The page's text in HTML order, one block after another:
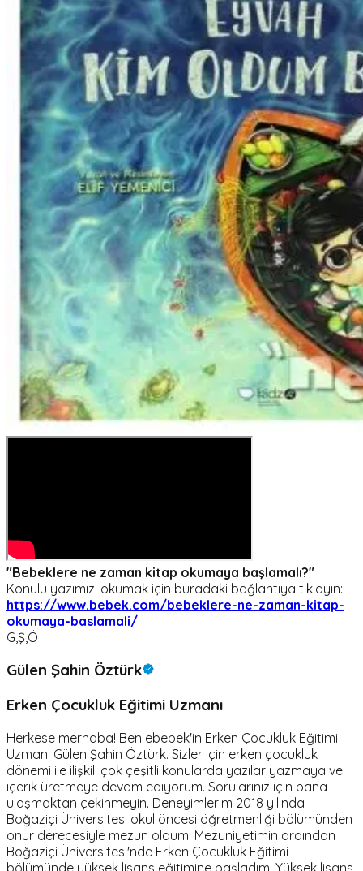
"Bebeklere ne zaman kitap okumaya başlamalı?"
Konulu yazımızı okumak için buradaki bağlantıya tıklayın:
https://www.bebek.com/bebeklere-ne-zaman-kitap-
okumaya-baslamali/
G,Ş,Ö
Gülen Şahin Öztürk
Erken Çocukluk Eğitimi Uzmanı
Herkese merhaba! Ben ebebek'in Erken Çocukluk Eğitimi
Uzmanı Gülen Şahin Öztürk. Sizler için erken çocukluk
dönemi ile ilişkili çok çeşitli konularda yazılar yazmaya ve
içerik üretmeye devam ediyorum. Sorularınız için bana
ulaşmaktan çekinmeyin. Deneyimlerim 2018 yılında
Boğaziçi Üniversitesi okul öncesi öğretmenliği bölümünden
onur derecesiyle mezun oldum. Mezuniyetimin ardından
Boğaziçi Üniversitesi'nde Erken Çocukluk Eğitimi
bölümünde yüksek lisans eğitimine başladım. Yüksek lisans